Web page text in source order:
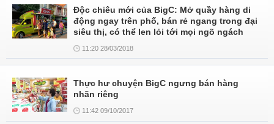
Độc chiêu mới của BigC: Mở quầy hàng di
động ngay trên phố, bán rẻ ngang trong đại
siêu thị, có thể len lỏi tới mọi ngõ ngách
11:20 28/03/2018
Thực hư chuyện BigC ngưng bán hàng
nhãn riêng
11:42 09/10/2017